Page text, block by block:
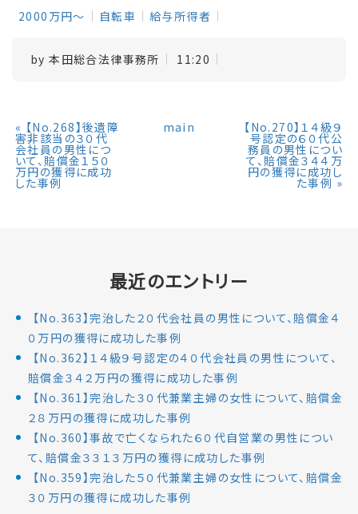
2000万円～ 自転車 給与所得者
by本田総合法律事務所 11:20
« 【No.268】後遺障
害非該当の３０代
会社員の男性につ
いて、賠償金１５０
万円の獲得に成功
した事例
main 【No.270】１４級９
号認定の６０代公
務員の男性につい
て、賠償金３４４万
円の獲得に成功し
た事例 »
最近のエントリー
【No.363】完治した２０代会社員の男性について、賠償金４
０万円の獲得に成功した事例
【No.362】１４級９号認定の４０代会社員の男性について、
賠償金３４２万円の獲得に成功した事例
【No.361】完治した３０代兼業主婦の女性について、賠償金
２８万円の獲得に成功した事例
【No.360】事故で亡くなられた６０代自営業の男性につい
て、賠償金３３１３万円の獲得に成功した事例
【No.359】完治した５０代兼業主婦の女性について、賠償金
３０万円の獲得に成功した事例